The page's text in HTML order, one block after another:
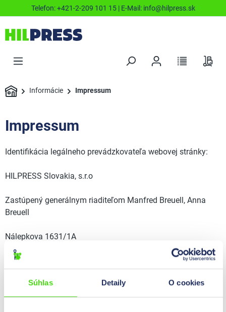
Súhlas Detaily O cookies
Telefon:+421-2-209 101 15| E-Mail: info@hilpress.sk
Informácie Impressum
Impressum
Identifikácia legálneho prevádzkovateľa webovej stránky:
HILPRESS Slovakia, s.r.o
Zastúpený generálnym riaditeľom Manfred Breuell, Anna
Breuell
Nálepkova 1631/1A
900 27Bernolákovo
Slovakia
Telefón:+421-2-209 101 28
E-mail:info@hilpress.sk